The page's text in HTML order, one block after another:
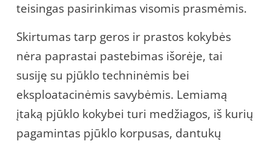
teisingas pasirinkimas visomis prasmėmis.
Skirtumas tarp geros ir prastos kokybės
nėra paprastai pastebimas išorėje, tai
susiję su pjūklo techninėmis bei
eksploatacinėmis savybėmis. Lemiamą
įtaką pjūklo kokybei turi medžiagos, iš kurių
pagamintas pjūklo korpusas, dantukų